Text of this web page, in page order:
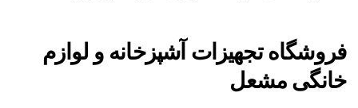
فروشگاه تجهیزات آشپزخانه و لوازم
خانگی مشعل